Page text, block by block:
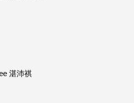
湛沛祺